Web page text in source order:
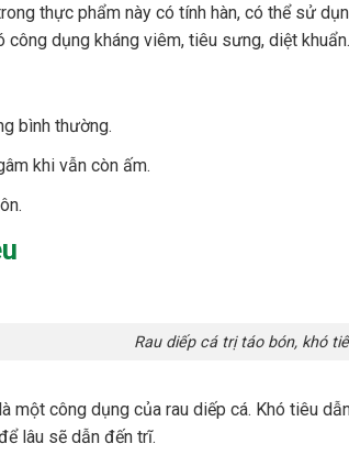
thực phẩm này có tính hàn, có thể sử
công dụng kháng viêm, tiêu sưng, diệt
bình thường.
khi vẫn còn ấm.
Rau diếp cá trị táo bón, khó tiêu
một công dụng của rau diếp cá. Khó tiêu
lâu sẽ dẫn đến trĩ.